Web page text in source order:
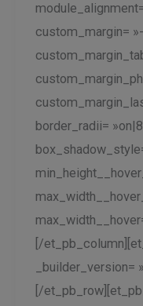
custom_margin=
border_radii=
[/
_builder_version=
[/